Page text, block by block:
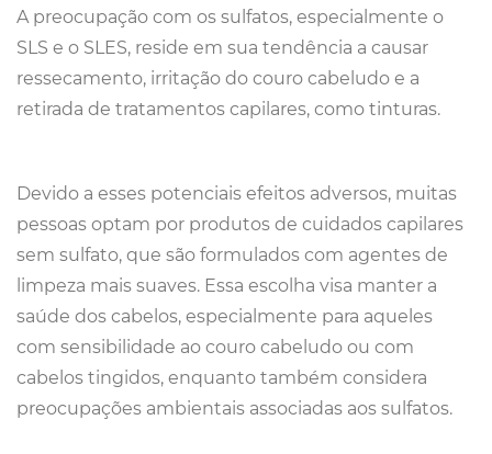
A preocupação com os sulfatos, especialmente o
SLS e o SLES, reside em sua tendência a causar
ressecamento, irritação do couro cabeludo e a
retirada de tratamentos capilares, como tinturas.
Devido a esses potenciais efeitos adversos, muitas
pessoas optam por produtos de cuidados capilares
sem sulfato, que são formulados com agentes de
limpeza mais suaves. Essa escolha visa manter a
saúde dos cabelos, especialmente para aqueles
com sensibilidade ao couro cabeludo ou com
cabelos tingidos, enquanto também considera
preocupações ambientais associadas aos sulfatos.